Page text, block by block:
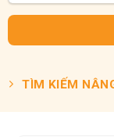
TÌM KIẾM